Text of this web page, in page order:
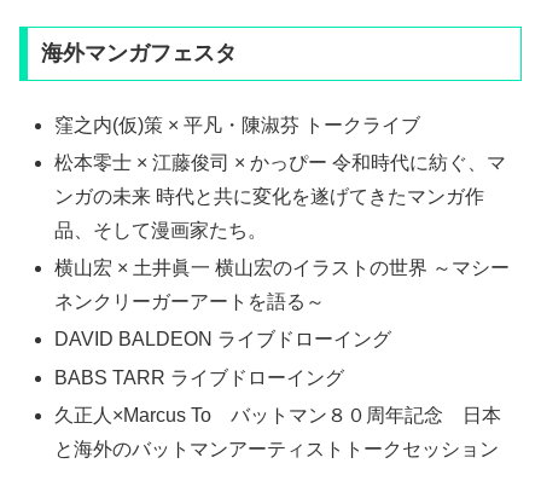
海外マンガフェスタ
窪之内(仮)策 × 平凡・陳淑芬 トークライブ
松本零士 × 江藤俊司 × かっぴー 令和時代に紡ぐ、マ
ンガの未来 時代と共に変化を遂げてきたマンガ作
品、そして漫画家たち。
横山宏 × 土井眞一 横山宏のイラストの世界 ～マシー
ネンクリーガーアートを語る～
DAVID BALDEON ライブドローイング
BABS TARR ライブドローイング
久正人×Marcus To バットマン８０周年記念 日本
と海外のバットマンアーティストトークセッション